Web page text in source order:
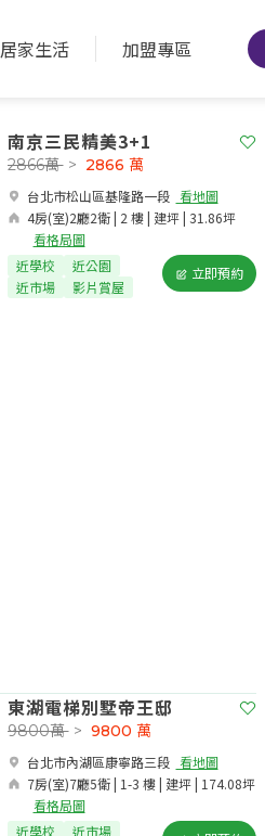
居家生活 加盟專區
南京三民精美3+1
台北市松山區基隆路一段​ 看地圖
4房(室)2廳2衛 | 2 樓 | 建坪 | 31.86坪
看格局圖
2866萬 > 2866 萬
近學校
近公園
近市場
影片賞屋
立即預約
東湖電梯別墅帝王邸
台北市內湖區康寧路三段​ 看地圖
7房(室)7廳5衛 | 1-3 樓 | 建坪 | 174.08坪
看格局圖
9800萬 > 9800 萬
近學校 近市場